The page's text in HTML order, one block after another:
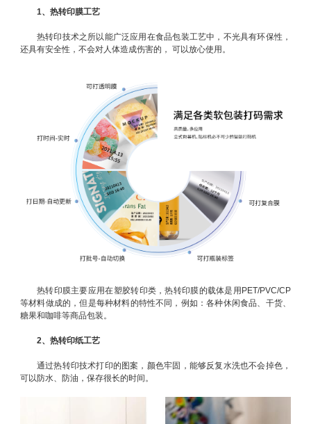
1、热转印膜工艺
热转印技术之所以能广泛应用在食品包装工艺中，不光具有环保性，
还具有安全性，不会对人体造成伤害的， 可以放心使用。
热转印膜主要应用在塑胶转印类，热转印膜的载体是用PET/PVC/CP
等材料做成的，但是每种材料的特性不同，例如：各种休闲食品、干货、
糖果和咖啡等商品包装。
2、热转印纸工艺
通过热转印技术打印的图案，颜色牢固，能够反复水洗也不会掉色，
可以防水、防油，保存很长的时间。